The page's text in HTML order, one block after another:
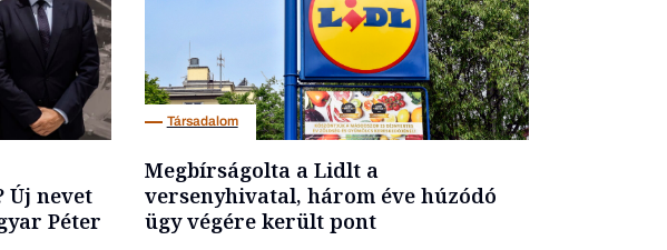
Új nevet
Péter
Társadalom
Megbírságolta a Lidlt a
versenyhivatal, három éve húzódó
ügy végére került pont